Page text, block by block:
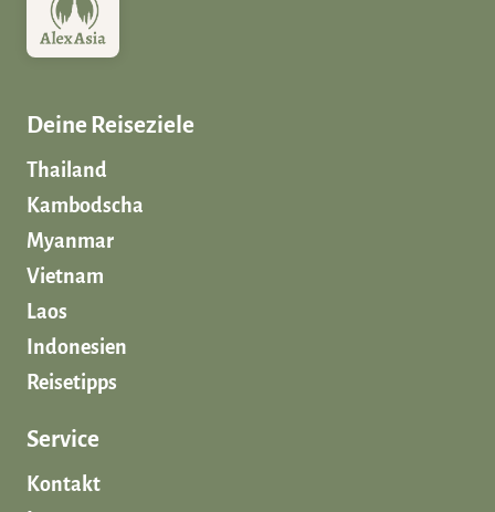
Deine Reiseziele
Thailand
Kambodscha
Myanmar
Vietnam
Laos
Indonesien
Reisetipps
Service
Kontakt